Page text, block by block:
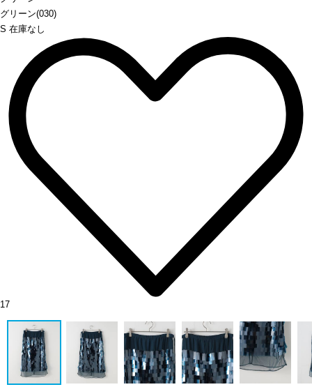
グリーン(030)
S 在庫なし
17